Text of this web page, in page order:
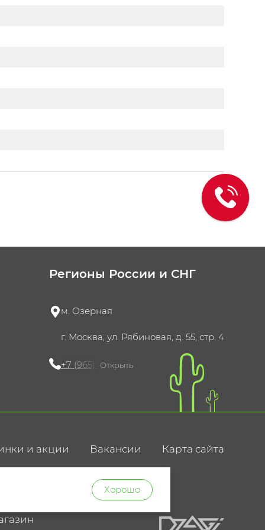
Регионы России и СНГ
м. Озерная
г. Москва, ул. Рябиновая, д. 55, стр. 4
+7 (965) 420-10-10
Открыть
и акции Вакансии Карта сайта
Хорошо